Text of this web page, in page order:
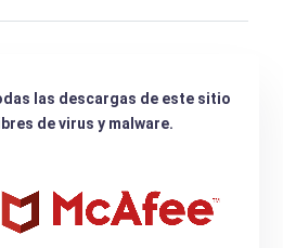
las descargas de este sitio
de virus y malware.